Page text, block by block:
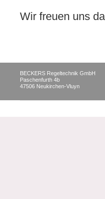
Wir freuen uns
BECKERS Regeltechnik GmbH
Paschenfurth 4b
47506 Neukirchen-Vluyn